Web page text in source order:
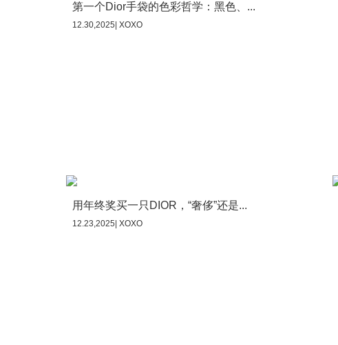
第一个Dior手袋的色彩哲学：黑色、...
12.30,2025| XOXO
用年终奖买一只DIOR，“奢侈”还是...
12.23,2025| XOXO